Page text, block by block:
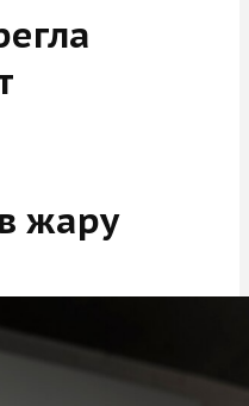
жару